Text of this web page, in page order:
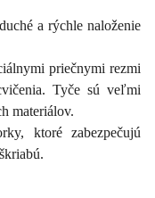
a rýchle naloženie
priečnymi rezmi
Tyče sú veľmi
materiálov.
ktoré zabezpečujú